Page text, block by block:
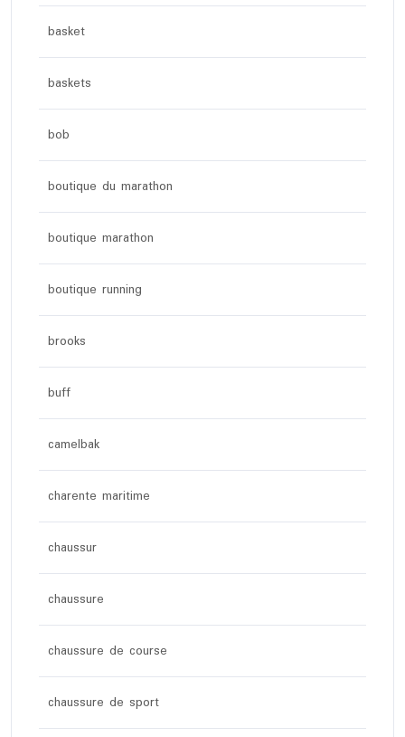
basket
baskets
bob
boutique du marathon
boutique marathon
boutique running
brooks
buff
camelbak
charente maritime
chaussur
chaussure
chaussure de course
chaussure de sport